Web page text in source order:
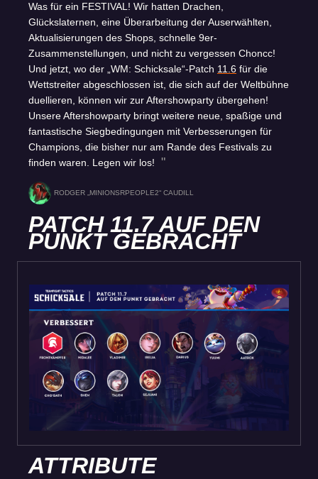
Was für ein FESTIVAL! Wir hatten Drachen,
Glückslaternen, eine Überarbeitung der Auserwählten,
Aktualisierungen des Shops, schnelle 9er-
Zusammenstellungen, und nicht zu vergessen Choncc!
Und jetzt, wo der „WM: Schicksale“-Patch 11.6 für die
Wettstreiter abgeschlossen ist, die sich auf der Weltbühne
duellieren, können wir zur Aftershowparty übergehen!
Unsere Aftershowparty bringt weitere neue, spaßige und
fantastische Siegbedingungen mit Verbesserungen für
Champions, die bisher nur am Rande des Festivals zu
finden waren. Legen wir los!
RODGER „MINIONSRPEOPLE2“ CAUDILL
PATCH 11.7 AUF DEN
PUNKT GEBRACHT
ATTRIBUTE